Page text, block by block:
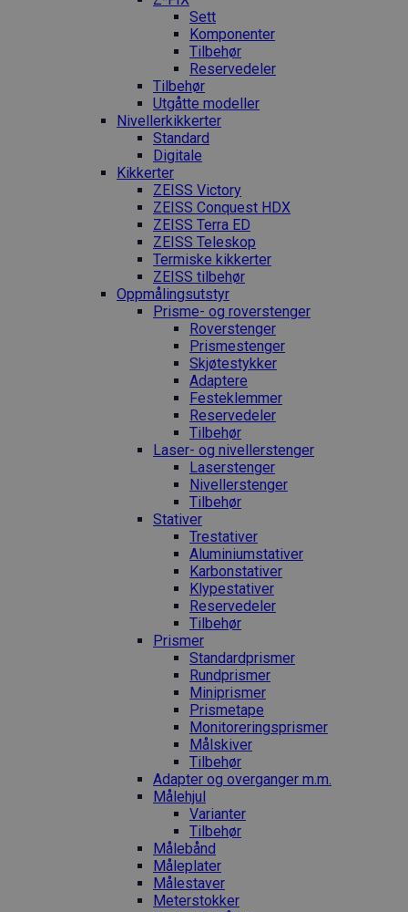
Sett
Komponenter
Tilbehør
Reservedeler
Tilbehør
Utgåtte modeller
Nivellerkikkerter
Standard
Digitale
Kikkerter
ZEISS Victory
ZEISS Conquest HDX
ZEISS Terra ED
ZEISS Teleskop
Termiske kikkerter
ZEISS tilbehør
Oppmålings­utstyr
Prisme- og roverstenger
Roverstenger
Prismestenger
Skjøtestykker
Adaptere
Festeklemmer
Reservedeler
Tilbehør
Laser- og nivellerstenger
Laserstenger
Nivellerstenger
Tilbehør
Stativer
Trestativer
Aluminiumstativer
Karbonstativer
Klypestativer
Reservedeler
Tilbehør
Prismer
Standardprismer
Rundprismer
Miniprismer
Prismetape
Monitoreringsprismer
Målskiver
Tilbehør
Adapter og overganger m.m.
Målehjul
Varianter
Tilbehør
Målebånd
Måleplater
Målestaver
Meterstokker